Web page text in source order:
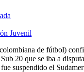
Juvenil
de fútbol)
20 que se iba a
suspendido el